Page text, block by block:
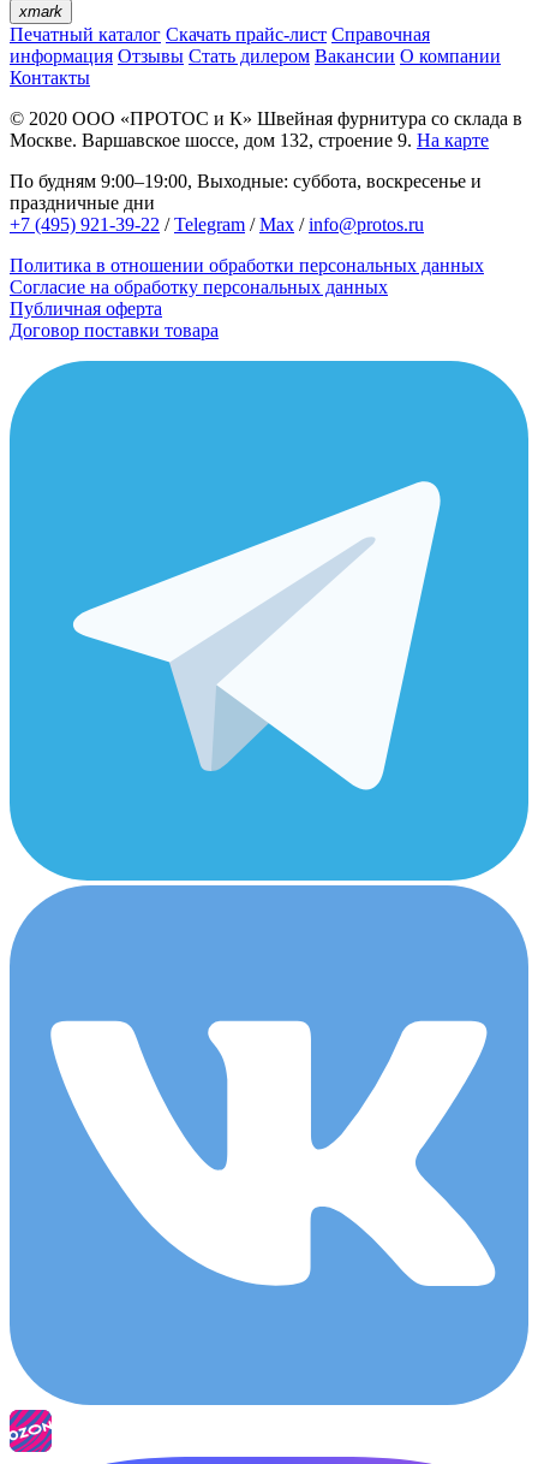
xmark
Печатный каталог Скачать прайс-лист Справочная
информация Отзывы Стать дилером Вакансии О компании
Контакты
© 2020 ООО «ПРОТОС и К» Швейная фурнитура со склада в
Москве. Варшавское шоссе, дом 132, строение 9. На карте
По будням 9:00–19:00, Выходные: суббота, воскресенье и
праздничные дни
+7 (495) 921-39-22 /Telegram /Max /info@protos.ru
Политика в отношении обработки персональных данных
Согласие на обработку персональных данных
Публичная оферта
Договор поставки товара